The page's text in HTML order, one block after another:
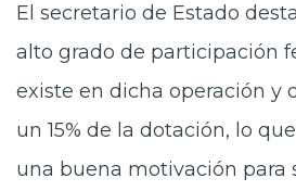
El secretario de Estado
alto grado de participación
existe en dicha operación y
un 15% de la dotación, lo
una buena motivación para